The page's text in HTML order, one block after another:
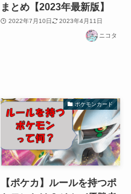
まとめ【2023年最新版】
2022年7月10日 2023年4月11日
ニコタ
ポケモンカード
【ポケカ】ルールを持つポ